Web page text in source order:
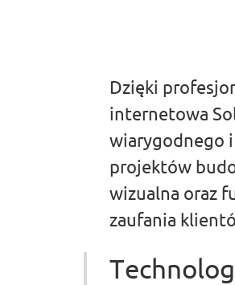
Dzięki
internetowa
wiarygodnego
projektów
wizualna oraz
zaufania